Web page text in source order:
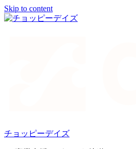
Skip to content
チョッピーデイズ